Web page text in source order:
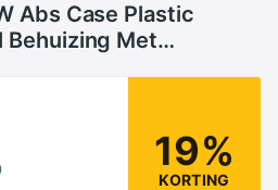
Abs Case Plastic
Behuizing Met
Geschikt Voor
Wh
19%
KORTING